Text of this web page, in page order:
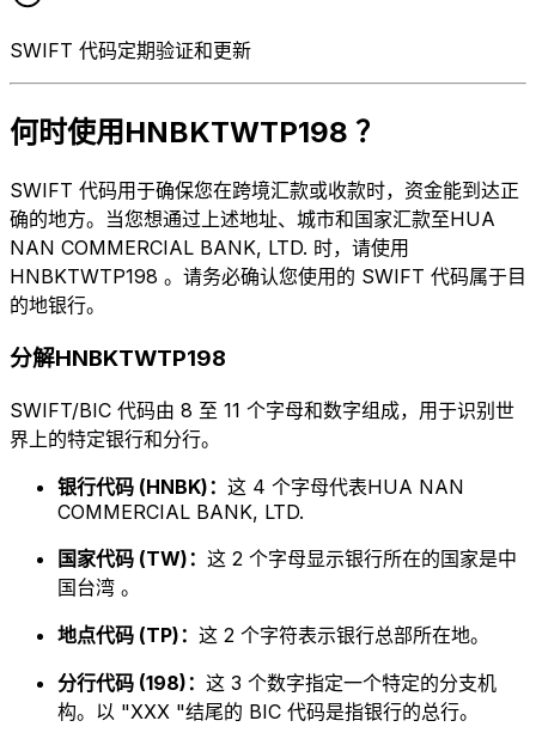
SWIFT 代码定期验证和更新
何时使用HNBKTWTP198 ？
SWIFT 代码用于确保您在跨境汇款或收款时，资金能到达正
确的地方。当您想通过上述地址、城市和国家汇款至HUA
NAN COMMERCIAL BANK, LTD. 时，请使用
HNBKTWTP198 。请务必确认您使用的 SWIFT 代码属于目
的地银行。
分解HNBKTWTP198
SWIFT/BIC 代码由 8 至 11 个字母和数字组成，用于识别世
界上的特定银行和分行。
银行代码 (HNBK)： 这 4 个字母代表HUA NAN
COMMERCIAL BANK, LTD.
国家代码 (TW)： 这 2 个字母显示银行所在的国家是中
国台湾 。
地点代码 (TP)： 这 2 个字符表示银行总部所在地。
分行代码 (198)： 这 3 个数字指定一个特定的分支机
构。以 "XXX "结尾的 BIC 代码是指银行的总行。